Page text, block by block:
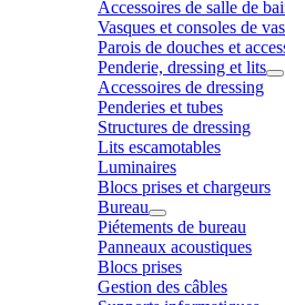
Accessoires de salle de
Vasques et consoles de
Parois de douches et
Penderie, dressing et lits
Accessoires de dressing
Penderies et tubes
Structures de dressing
Lits escamotables
Luminaires
Blocs prises et chargeurs
Bureau
Piétements de bureau
Panneaux acoustiques
Blocs prises
Gestion des câbles